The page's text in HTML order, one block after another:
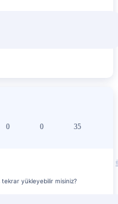
0 0 35
yükleyebilir misiniz?